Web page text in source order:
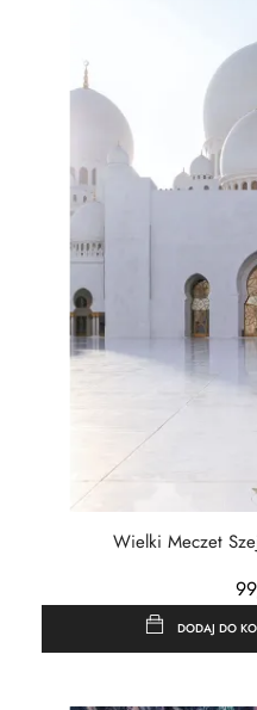
Wielki Meczet
DODAJ DO